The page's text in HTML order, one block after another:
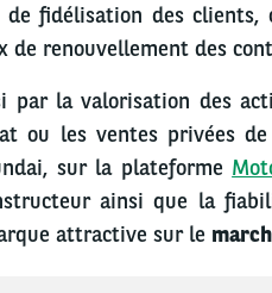
fidélisation des clients,
de renouvellement des
par la valorisation des
ou les ventes privées
sur la plateforme
ainsi que la
attractive sur le